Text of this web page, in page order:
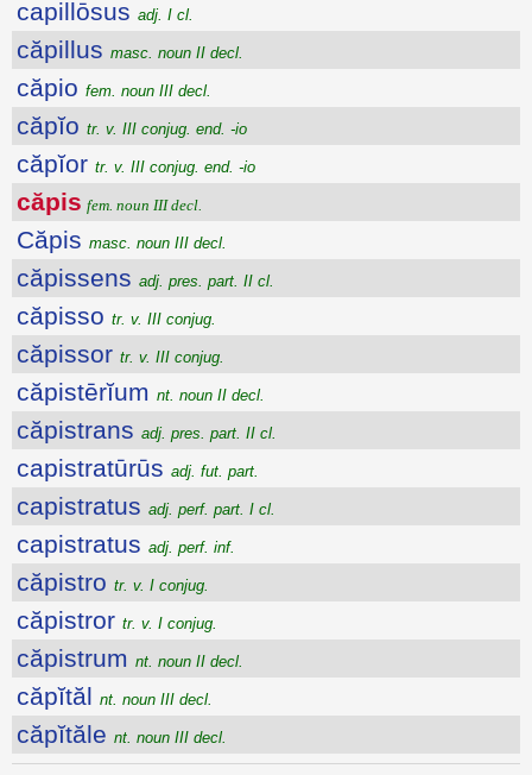
capillōsus adj. I cl.
căpillus masc. noun II decl.
căpio fem. noun III decl.
căpĭo tr. v. III conjug. end. -io
căpĭor tr. v. III conjug. end. -io
căpis fem. noun III decl.
Căpis masc. noun III decl.
căpissens adj. pres. part. II cl.
căpisso tr. v. III conjug.
căpissor tr. v. III conjug.
căpistērĭum nt. noun II decl.
căpistrans adj. pres. part. II cl.
capistratūrūs adj. fut. part.
capistratus adj. perf. part. I cl.
capistratus adj. perf. inf.
căpistro tr. v. I conjug.
căpistror tr. v. I conjug.
căpistrum nt. noun II decl.
căpĭtăl nt. noun III decl.
căpĭtăle nt. noun III decl.